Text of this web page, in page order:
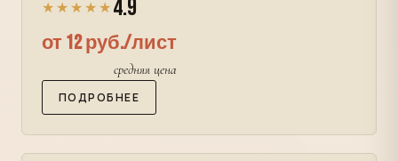
★★★★★ 4.9
от 12 руб./лист
средняя цена
ПОДРОБНЕЕ